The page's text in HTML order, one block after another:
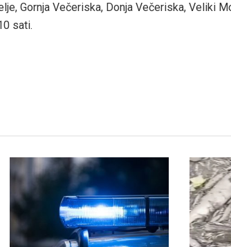
Gornja Večeriska, Donja Večeriska, Veliki
sati.